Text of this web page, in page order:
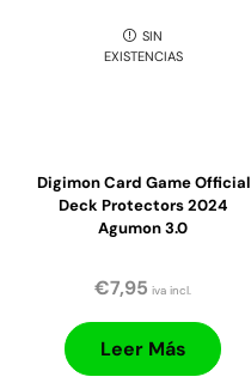
SIN
EXISTENCIAS
Digimon Card Game Official
Deck Protectors 2024
Agumon 3.0
€7,95 iva incl.
Leer Más